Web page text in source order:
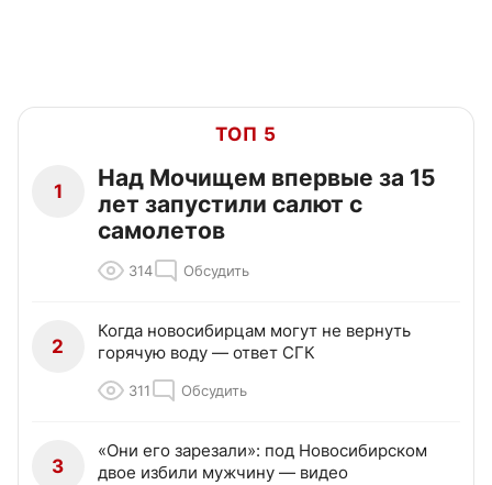
ТОП 5
1
Над Мочищем впервые за 15
лет запустили салют с
самолетов
314 Обсудить
2
Когда новосибирцам могут не вернуть
горячую воду — ответ СГК
311 Обсудить
3
«Они его зарезали»: под Новосибирском
двое избили мужчину — видео